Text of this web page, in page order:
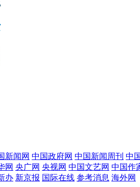
新闻网 中国政府网 中国新闻周刊 中
网 央广网 央视网 中国文艺网 中国作
办 新京报 国际在线 参考消息 海外网